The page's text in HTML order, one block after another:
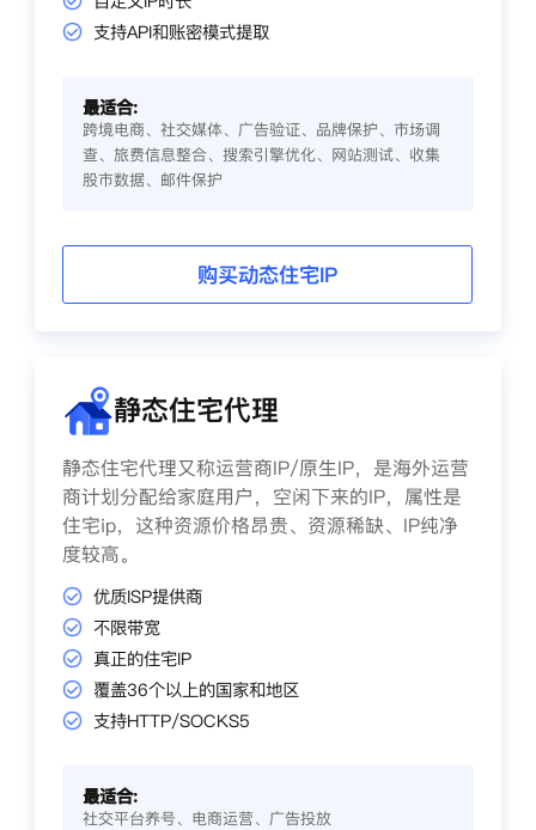
支持API和账密模式提取
最适合:
跨境电商、社交媒体、广告验证、品牌保护、市场调
查、旅费信息整合、搜索引擎优化、网站测试、收集
股市数据、邮件保护
购买动态住宅IP
静态住宅代理
静态住宅代理又称运营商IP/原生IP，是海外运营
商计划分配给家庭用户，空闲下来的IP，属性是
住宅ip，这种资源价格昂贵、资源稀缺、IP纯净
度较高。
优质ISP提供商
不限带宽
真正的住宅IP
覆盖36个以上的国家和地区
支持HTTP/SOCKS5
最适合:
社交平台养号、电商运营、广告投放